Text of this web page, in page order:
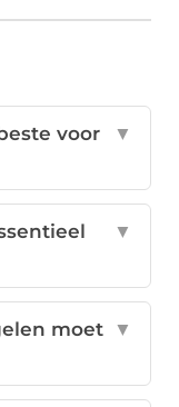
voor
▼
▼
moet
▼